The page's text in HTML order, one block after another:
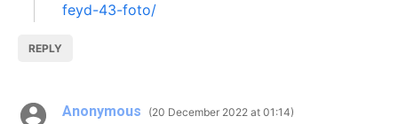
feyd-43-foto/
REPLY
Anonymous 20 December 2022 at 01:14